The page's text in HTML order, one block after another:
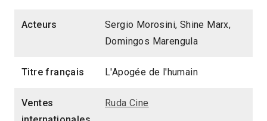
Acteurs
Sergio Morosini, Shine Marx,
Domingos Marengula
Titre français L'Apogée de l'humain
Ventes
Ruda Cine